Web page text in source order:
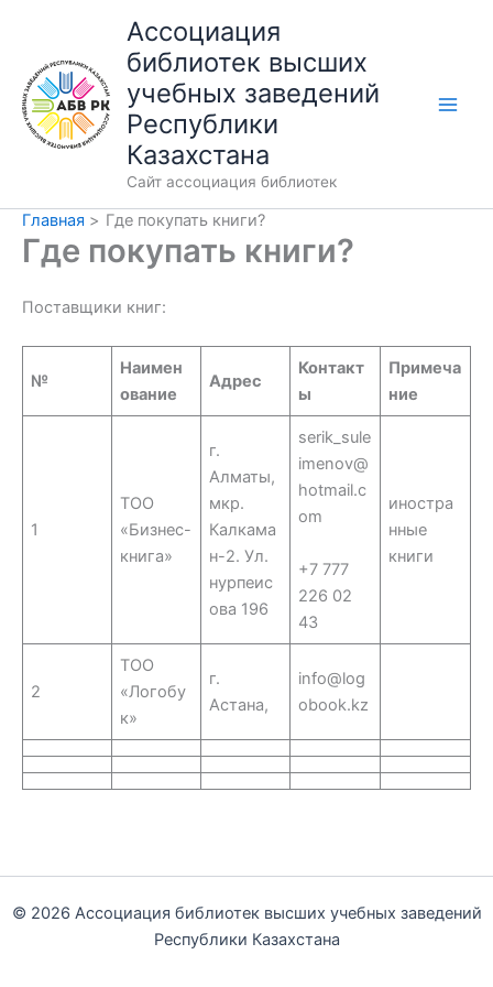
содержимому
Ассоциация
библиотек высших
учебных заведений
Республики
Казахстана
Сайт ассоциация библиотек
Главная Где покупать книги?
Где покупать книги?
Поставщики книг:
№
Наимен
ование
Адрес
Контакт
ы
Примеча
ние
1
ТОО
«Бизнес-
книга»
г.
Алматы,
мкр.
Калкама
н-2. Ул.
нурпеис
ова 196
serik_sule
imenov@
hotmail.c
om
+7 777
226 02
43
иностра
нные
книги
2
ТОО
«Логобу
к»
г.
Астана,
info@log
obook.kz
© 2026 Ассоциация библиотек высших учебных заведений
Республики Казахстана